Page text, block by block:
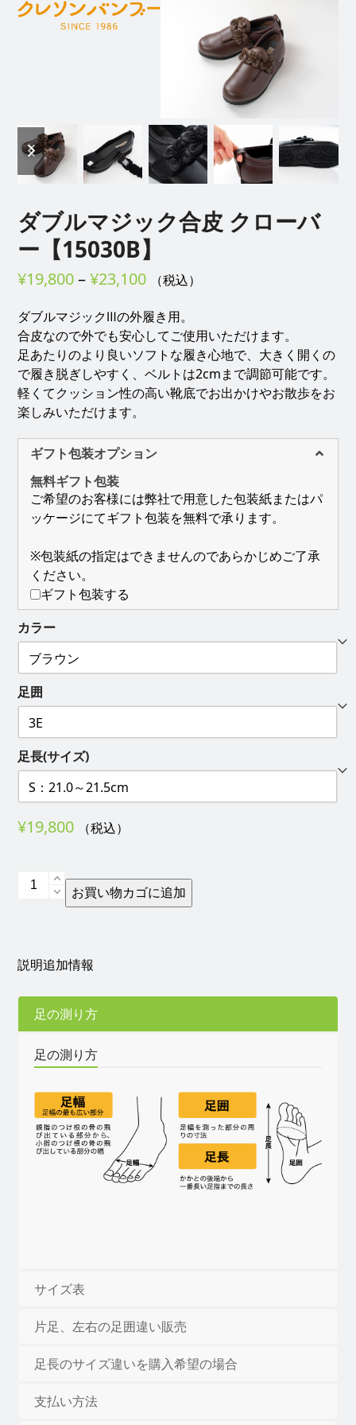
SkipOpen
mobile
Close
mobile
previous
slide
next
slide
ダブルマジック合皮 クローバ
ー【15030B】
¥19,800 –¥23,100価
帯:
¥19,800
–
¥23,100
（税込）
ダブルマジックⅢの外履き用。
合皮なので外でも安心してご使用いただけます。
足あたりのより良いソフトな履き心地で、大きく開くの
で履き脱ぎしやすく、ベルトは2cmまで調節可能です。
軽くてクッション性の高い靴底でお出かけやお散歩をお
楽しみいただけます。
ギフト包装オプション
無料ギフト包装
ご希望のお客様には弊社で用意した包装紙またはパ
ッケージにてギフト包装を無料で承ります。
※包装紙の指定はできませんのであらかじめご了承
ください。
ギフト包装する
カラー
足囲
足長(サイズ)
¥19,800 （税込）
ジ
ッ
ク
皮
【15030B】
お買い物カゴに追加
説明追加情報
足の測り方
足の測り方
サイズ表
片足、左右の足囲違い販売
足長のサイズ違いを購入希望の場合
支払い方法